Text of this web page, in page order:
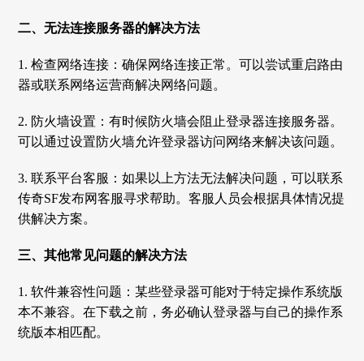
二、无法连接服务器的解决方法
1. 检查网络连接：确保网络连接正常。可以尝试重启路由
器或联系网络运营商解决网络问题。
2. 防火墙设置：有时候防火墙会阻止登录器连接服务器。
可以通过设置防火墙允许登录器访问网络来解决该问题。
3. 联系平台客服：如果以上方法无法解决问题，可以联系
传奇SF发布网客服寻求帮助。客服人员会根据具体情况提
供解决方案。
三、其他常见问题的解决方法
1. 软件兼容性问题：某些登录器可能对于特定操作系统版
本不兼容。在下载之前，务必确认登录器与自己的操作系
统版本相匹配。